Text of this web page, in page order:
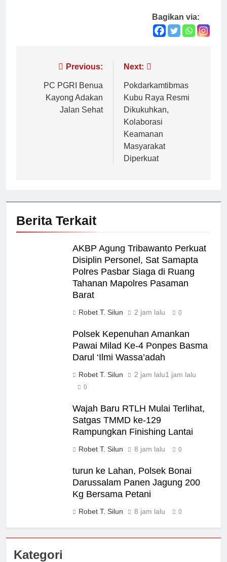
Bagikan via:
Navigasi
pos
Previous:
PC PGRI Benua
Kayong Adakan
Jalan Sehat
Next:
Pokdarkamtibmas
Kubu Raya Resmi
Dikukuhkan,
Kolaborasi
Keamanan
Masyarakat
Diperkuat
Berita Terkait
AKBP Agung Tribawanto Perkuat
Disiplin Personel, Sat Samapta
Polres Pasbar Siaga di Ruang
Tahanan Mapolres Pasaman
Barat
Robet T. Silun 2 jam lalu 0
Polsek Kepenuhan Amankan
Pawai Milad Ke-4 Ponpes Basma
Darul ‘Ilmi Wassa’adah
Robet T. Silun 2 jam lalu1 jam lalu
0
Wajah Baru RTLH Mulai Terlihat,
Satgas TMMD ke-129
Rampungkan Finishing Lantai
Robet T. Silun 8 jam lalu 0
turun ke Lahan, Polsek Bonai
Darussalam Panen Jagung 200
Kg Bersama Petani
Robet T. Silun 8 jam lalu 0
Kategori